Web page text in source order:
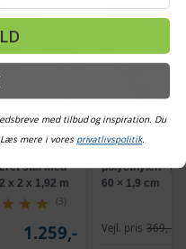
stål med
x 2 x 1,92 m
(3)
1.259,-
TILBUD
polyethylen -
60 × 1,9 cm
Vejl. pris 369,-
med tilbud og inspiration. Du
mere i vores privatlivspolitik.